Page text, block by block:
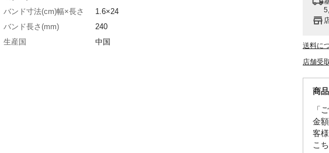
送料に
店舗受
商
「
金
客
こ
バンド寸法(cm)幅×長さ
1.6×24
バンド長さ(mm)
240
生産国
中国